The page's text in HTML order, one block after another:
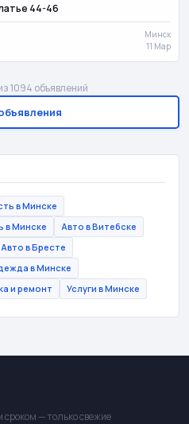
44-46
Минск
11 Мар
1094 объявлений
в Минске
в Минске
Авто в Витебске
Авто в Бресте
в Минске
и ремонт Услуги в Минске
— только свежие